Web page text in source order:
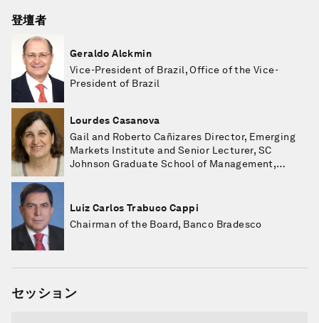
登壇者
Geraldo Alckmin
Vice-President of Brazil, Office of the Vice-
President of Brazil
Lourdes Casanova
Gail and Roberto Cañizares Director, Emerging
Markets Institute and Senior Lecturer, SC
Johnson Graduate School of Management,
Luiz Carlos Trabuco Cappi
Chairman of the Board, Banco Bradesco
セッション